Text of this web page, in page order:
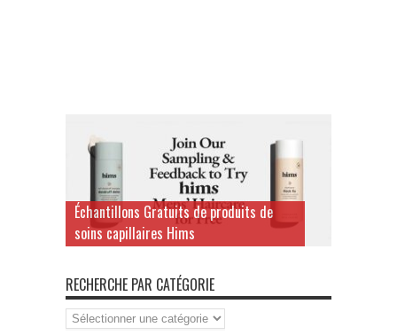
Échantillons Gratuits de produits de
soins capillaires Hims
RECHERCHE PAR CATÉGORIE
Recherche
par